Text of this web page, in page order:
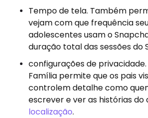
Tempo de tela. Também
vejam com que frequência
adolescentes usam o
duração total das sessões do
configurações de
Família permite que os pais
controlem detalhe como
escrever e ver as histórias do
localização.